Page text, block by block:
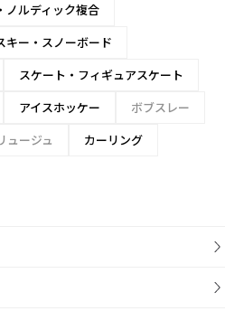
ノルディック複合
キー・スノーボード
スケート・フィギュアスケート
アイスホッケー
ボブスレー
ュージュ
カーリング